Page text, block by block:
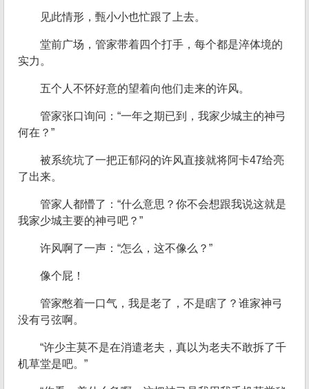
见此情形，甄小小也忙跟了上去。
堂前广场，管家带着四个打手，每个都是淬体境的
实力。
五个人不怀好意的望着向他们走来的许风。
管家张口询问：“一年之期已到，我家少城主的神弓
何在？”
被系统坑了一把正郁闷的许风直接就将阿卡47给亮
了出来。
管家人都懵了：“什么意思？你不会想跟我说这就是
我家少城主要的神弓吧？”
许风啊了一声：“怎么，这不像么？”
像个屁！
管家憋着一口气，我是老了，不是瞎了？谁家神弓
没有弓弦啊。
“许少主莫不是在消遣老夫，真以为老夫不敢拆了千
机草堂是吧。”